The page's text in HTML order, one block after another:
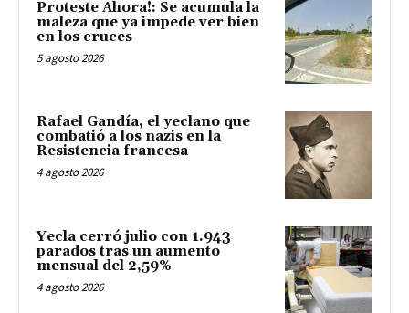
Proteste Ahora!: Se acumula la
maleza que ya impede ver bien
en los cruces
5 agosto 2026
Rafael Gandía, el yeclano que
combatió a los nazis en la
Resistencia francesa
4 agosto 2026
Yecla cerró julio con 1.943
parados tras un aumento
mensual del 2,59%
4 agosto 2026